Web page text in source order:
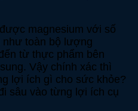
magnesium với số
toàn bộ lượng
từ thực phẩm bên
Vậy chính xác thì
lợi ích gì cho sức khỏe?
sâu vào từng lợi ích cụ